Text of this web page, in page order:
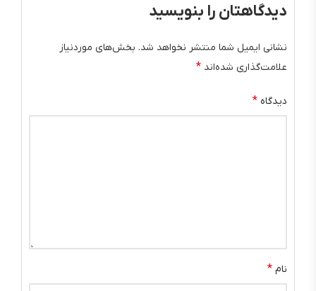
دیدگاهتان را بنویسید
نشانی ایمیل شما منتشر نخواهد شد. بخش‌های موردنیاز
علامت‌گذاری شده‌اند *
دیدگاه *
نام *